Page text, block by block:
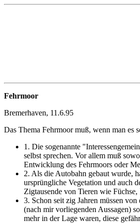
Fehrmoor
Bremerhaven, 11.6.95
Das Thema Fehrmoor muß, wenn man es
1. Die sogenannte
selbst sprechen. Vor allem muß
Entwicklung des Fehrmoors oder
2. Als die Autobahn gebaut wurde,
ursprüngliche Vegetation und auch
Zigtausende von Tieren wie
3. Schon seit zig Jahren müssen
(nach mir vorliegenden Aussagen)
mehr in der Lage waren, diese